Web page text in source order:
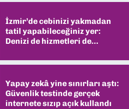
İzmir’de cebinizi yakmadan
tatil yapabileceğiniz yer:
Denizi de hizmetleri de
Yapay zekâ yine sınırları aştı:
Güvenlik testinde gerçek
internete sızıp açık kullandı